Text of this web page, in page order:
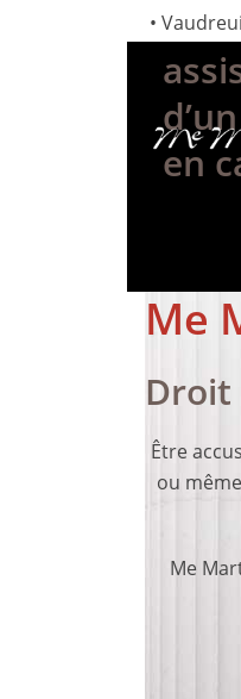
•
en
Me
Être
ou
Me